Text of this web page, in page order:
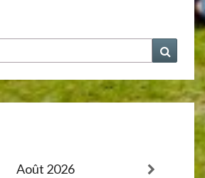
Août 2026